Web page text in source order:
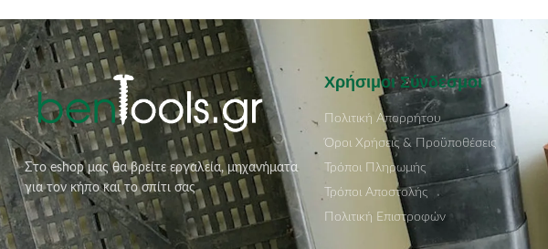
Στο eshop μας θα βρείτε εργαλεία, μηχανήματα
για τον κήπο και το σπίτι σας
Χρήσιμοι Σύνδεσμοι
Πολιτική Απορρήτου
Όροι Χρήσεις & Προϋποθέσεις
Τρόποι Πληρωμής
Τρόποι Αποστολής
Πολιτική Επιστροφών